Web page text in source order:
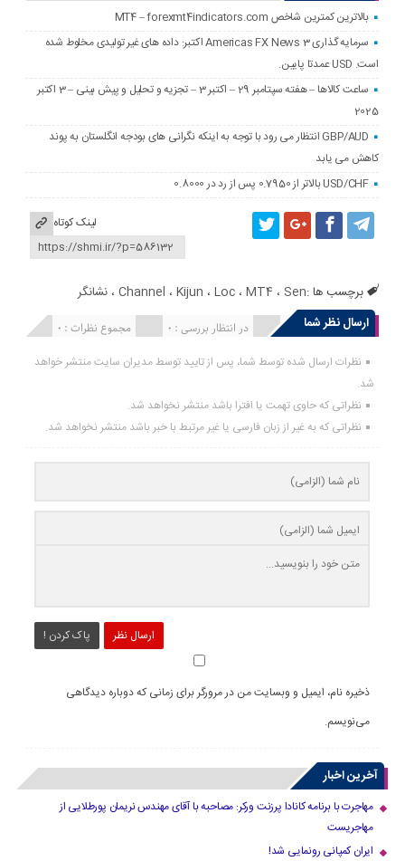
بالاترین کمترین شاخص MT4 – forexmt4indicators.com
سرمایه گذاری Americas FX News 3 اکتبر: داده های غیر تولیدی مخلوط شده
است. USD عمدتا پایین.
ساعت کالاها – هفته سپتامبر 29 – اکتبر 3 – تجزیه و تحلیل و پیش بینی – 3 اکتبر
2025
GBP/AUD انتظار می رود با توجه به اینکه نگرانی های بودجه انگلستان به پوند
کاهش می یابد
USD/CHF بالاتر از 0.7950 پس از رد در 0.8000
لینک کوتاه
برچسب ها : Channel ، Kijun ، Loc، MT4 ، Sen ،نشانگر
ارسال نظر شما
مجموع نظرات : 0 در انتظار بررسی : 0 انتشار یافته : 0
نظرات ارسال شده توسط شما، پس از تایید توسط مدیران سایت منتشر خواهد
شد.
نظراتی که حاوی تهمت یا افترا باشد منتشر نخواهد شد.
نظراتی که به غیر از زبان فارسی یا غیر مرتبط با خبر باشد منتشر نخواهد شد.
ارسال نظر پاک کردن !
ذخیره نام، ایمیل و وبسایت من در مرورگر برای زمانی که دوباره دیدگاهی
می‌نویسم.
آخرین اخبار
مهاجرت با برنامه کانادا پرزنت ورکر: مصاحبه با آقای مهندس نریمان پورطلایی از
مهاجریست
ایران کمپانی رونمایی شد!